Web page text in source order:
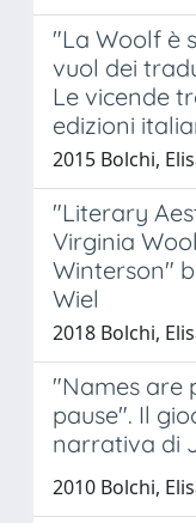
"La Woolf è
vuol dei
Le vicende
edizioni
2015 Bolchi,
"Literary
Virginia
Winterson"
Wiel
2018 Bolchi,
"Names are
pause". Il
narrativa di
2010 Bolchi,